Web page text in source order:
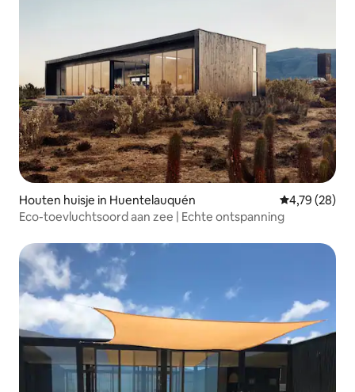
Houten huisje in Huentelauquén Gemiddelde
4,79 (28)
Eco-toevluchtsoord aan zee | Echte ontspanning